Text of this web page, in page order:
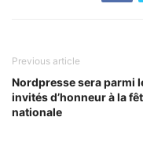
Previous article
Nordpresse sera parmi
invités d’honneur à la
nationale